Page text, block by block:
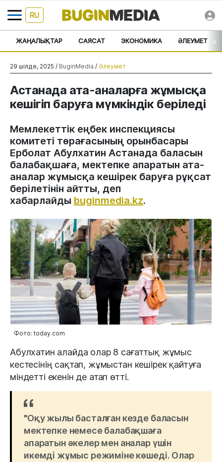
RU
ЖАҢАЛЫҚТАР САЯСАТ ЭКОНОМИКА ӘЛЕУМЕТ >
29 шілде, 2025 / BuginMedia / Әлеумет
Астанада ата-аналарға жұмысқа
кешігіп баруға мүмкіндік беріледі
Мемлекеттік еңбек инспекциясы
комитеті төрағасының орынбасары
Ерболат Абулхатин Астанада баласын
балабақшаға, мектепке апаратын ата-
аналар жұмысқа кешірек баруға рұқсат
берілетінін айтты, деп
хабарлайды buginmedia.kz.
Фото: today.com
Абулхатин алайда олар 8 сағаттық жұмыс
кестесінің сақтап, жұмыстан кешірек қайтуға
міндетті екенін де атап өтті.
"Оқу жылы басталған кезде баласын
мектепке немесе балабақшаға
апаратын әкелер мен аналар үшін
икемді жұмыс режиміне көшеді. Олар